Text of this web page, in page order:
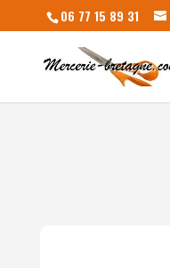
06 77 15 89 31